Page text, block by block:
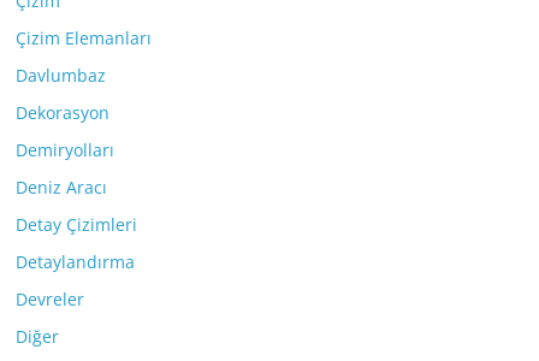
Çizim Elemanları
Davlumbaz
Dekorasyon
Demiryolları
Deniz Aracı
Detay Çizimleri
Detaylandırma
Devreler
Diğer